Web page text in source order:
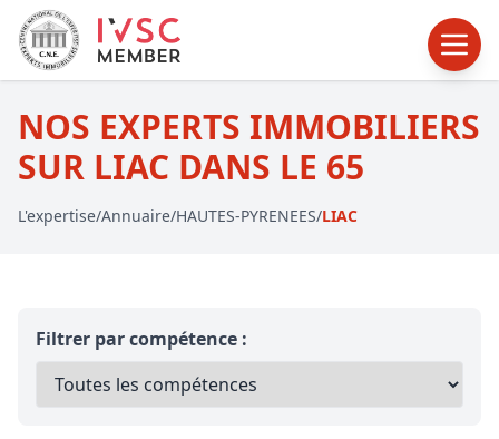
NOS EXPERTS IMMOBILIERS
SUR LIAC DANS LE 65
L'expertise/Annuaire/HAUTES-PYRENEES/LIAC
Filtrer par compétence :